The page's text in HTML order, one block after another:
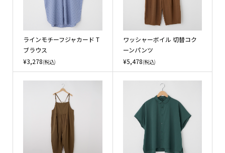
ラインモチーフジャカード T
ブラウス
¥3,278(税込)
ワッシャーボイル 切替コク
ーンパンツ
¥5,478(税込)